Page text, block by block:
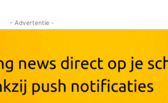
- Advertentie -